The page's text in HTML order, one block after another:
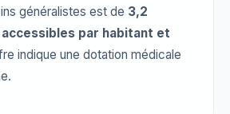
généralistes est de 3,2
par habitant et
indique une dotation médicale